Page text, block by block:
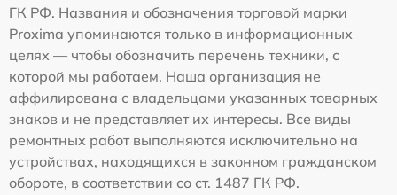
ГК РФ. Названия и обозначения торговой марки
Proxima упоминаются только в информационных
целях — чтобы обозначить перечень техники, с
которой мы работаем. Наша организация не
аффилирована с владельцами указанных товарных
знаков и не представляет их интересы. Все виды
ремонтных работ выполняются исключительно на
устройствах, находящихся в законном гражданском
обороте, в соответствии со ст. 1487 ГК РФ.